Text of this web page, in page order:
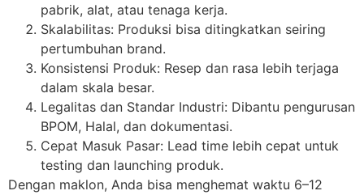
pabrik, alat, atau tenaga kerja.
Skalabilitas: Produksi bisa ditingkatkan seiring
pertumbuhan brand.
Konsistensi Produk: Resep dan rasa lebih terjaga
dalam skala besar.
Legalitas dan Standar Industri: Dibantu pengurusan
BPOM, Halal, dan dokumentasi.
Cepat Masuk Pasar: Lead time lebih cepat untuk
testing dan launching produk.
Dengan maklon, Anda bisa menghemat waktu 6–12